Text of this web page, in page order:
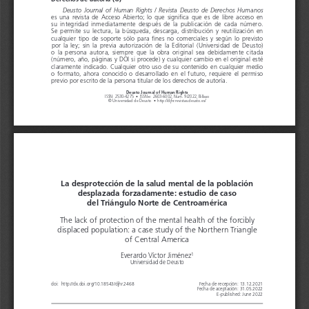
Deusto Journal of Human Rights
ISSN: 2530-4275
  •
ISSN-e: 2603-6002, Núm. 9/2022, Bilbao
©
Universidad de  Deusto  •  http://djhr.revistas.deusto.es/
Deusto  Journal  of  Human  Rights  /  Revista  Deusto  de  Derechos  Humanos
es   una revista de   Acceso Abierto; lo   que significa que es   de   libre
acceso en
su   integridad inmediatamente después de   la   publicación de   cada número.
Se   permite su   lectura, la   búsqueda, descarga, distribución y  reutilización en
cualquier tipo  de   soporte sólo   para    fines no    comerciales y según lo  previsto
por    la   ley;    sin    la   previa
autorización de   la   Editorial (Universidad de   Deusto)
o  la   persona
  autora,
  siempre
  que    la   obra
  original
  sea    debidamente
  citada
(número, año, páginas y  DOI    si  procede) y  cualquier cambio en   el   original
esté
claramente indicado. Cualquier otro uso    de   su   contenido en   cualquier medio
o  formato, ahora conocido o  desarrollado en   el   futuro, requiere el   permiso
previo por escrito de la persona titular de los derechos de autoría.
La desprotección de la salud mental de la población
desplazada forzadamente: estudio de caso
del Triángulo Norte de Centroamérica
The lack of protection of the mental health of the forcibly
displaced population: a case study of the Northern Triangle
of Central America
Everardo Víctor Jiménez1
Universidad de Deusto
doi:  http://dx.doi.org/10.18543/djhr.2468
Fecha de recepción: 13.12.2021
Fecha de aceptación: 31.05.2022
E-published: June 2022